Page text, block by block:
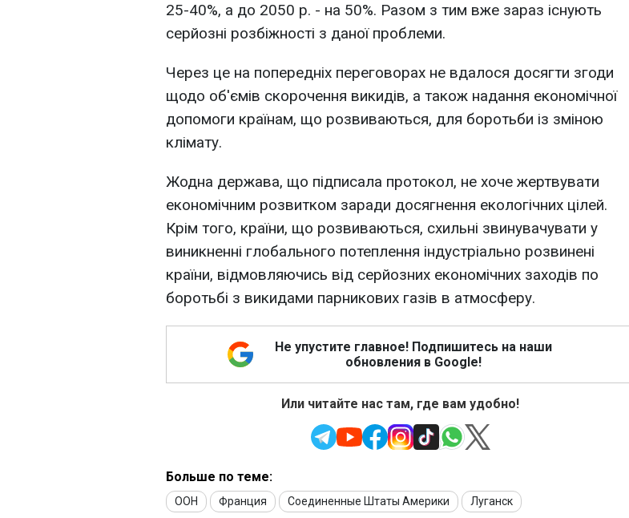
25-40%, а до 2050 р. - на 50%. Разом з тим вже зараз існують
серйозні розбіжності з даної проблеми.
Через це на попередніх переговорах не вдалося досягти згоди
щодо об'ємів скорочення викидів, а також надання економічної
допомоги країнам, що розвиваються, для боротьби із зміною
клімату.
Жодна держава, що підписала протокол, не хоче жертвувати
економічним розвитком заради досягнення екологічних цілей.
Крім того, країни, що розвиваються, схильні звинувачувати у
виникненні глобального потеплення індустріально розвинені
країни, відмовляючись від серйозних економічних заходів по
боротьбі з викидами парникових газів в атмосферу.
Не упустите главное! Подпишитесь на наши
обновления в Google!
Или читайте нас там, где вам удобно!
Больше по теме:
ООН Франция Соединенные Штаты Америки Луганск